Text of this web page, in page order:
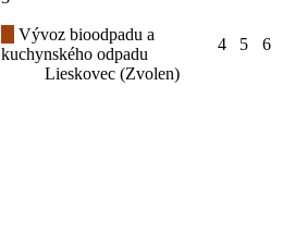
Vývoz bioodpadu a
kuchynského odpadu
Lieskovec (Zvolen)
4 5 6